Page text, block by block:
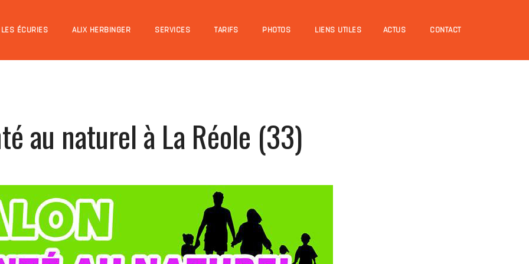
LES ÉCURIES ALIX HERBINGER SERVICES TARIFS PHOTOS LIENS UTILES ACTUS CONTACT
au naturel à La Réole (33)